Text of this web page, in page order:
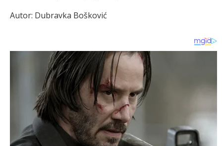
Autor: Dubravka Bošković